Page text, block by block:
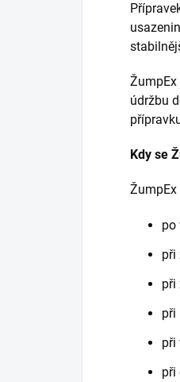
údržbu
Kdy se
po
při
při
při
při
při